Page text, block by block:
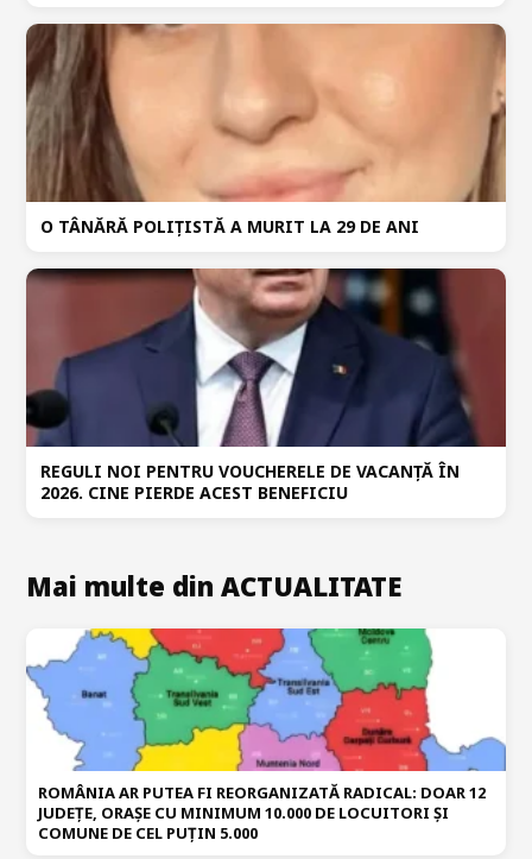
O TÂNĂRĂ POLIȚISTĂ A MURIT LA 29 DE ANI
REGULI NOI PENTRU VOUCHERELE DE VACANȚĂ ÎN
2026. CINE PIERDE ACEST BENEFICIU
Mai multe din ACTUALITATE
ROMÂNIA AR PUTEA FI REORGANIZATĂ RADICAL: DOAR 12
JUDEȚE, ORAȘE CU MINIMUM 10.000 DE LOCUITORI ȘI
COMUNE DE CEL PUȚIN 5.000